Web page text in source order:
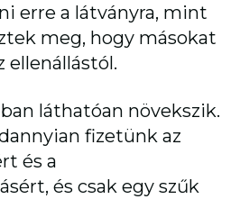
erre a látványra, mint
meg, hogy másokat
ellenállástól.
láthatóan növekszik.
fizetünk az
és a
és csak egy szűk